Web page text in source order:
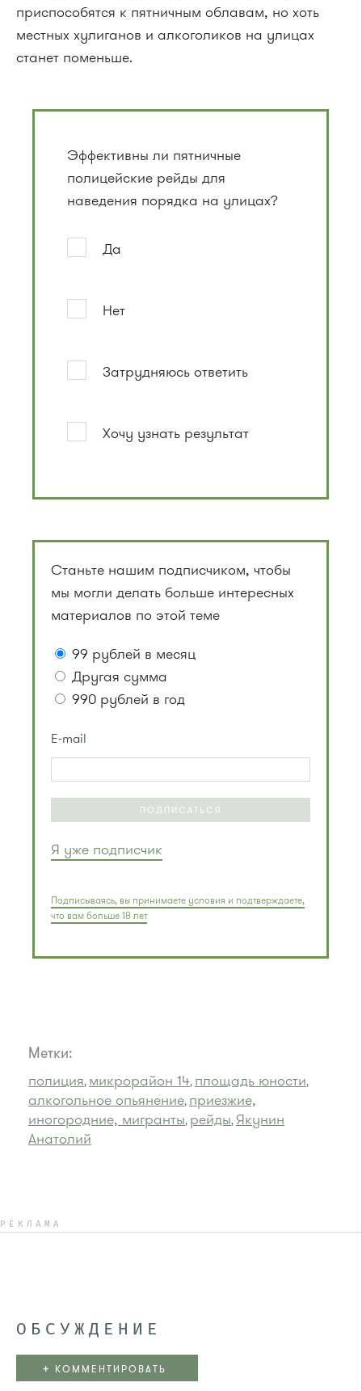
приспособятся к пятничным облавам, но хоть
местных хулиганов и алкоголиков на улицах
станет поменьше.
Эффективны ли пятничные
полицейские рейды для
наведения порядка на улицах?
Да
Нет
Затрудняюсь ответить
Хочу узнать результат
Станьте нашим подписчиком, чтобы
мы могли делать больше интересных
материалов по этой теме
99 рублей в месяц
Другая сумма
990 рублей в год
E-mail
ПОДПИСАТЬСЯ
Я уже подписчик
Подписываясь, вы принимаете условия и подтверждаете,
что вам больше 18 лет
Метки:
полиция, микрорайон 14, площадь юности,
алкогольное опьянение, приезжие,
иногородние, мигранты, рейды, Якунин
Анатолий
РЕКЛАМА
ОБСУЖДЕНИЕ
+ КОММЕНТИРОВАТЬ